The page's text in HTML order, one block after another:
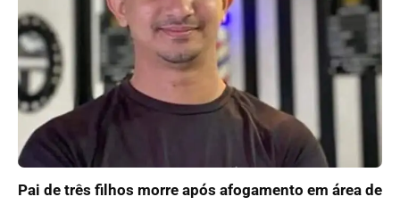
Pai de três filhos morre após afogamento em área de